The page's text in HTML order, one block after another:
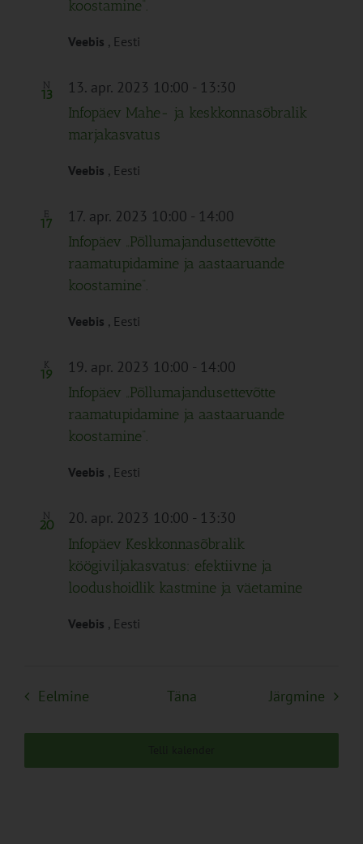
koostamine“.
Veebis , Eesti
N
13 13. apr. 2023 10:00 - 13:30
Infopäev Mahe- ja keskkonnasõbralik
marjakasvatus
Veebis , Eesti
E
17 17. apr. 2023 10:00 - 14:00
Infopäev „Põllumajandusettevõtte
raamatupidamine ja aastaaruande
koostamine“.
Veebis , Eesti
K
19 19. apr. 2023 10:00 - 14:00
Infopäev „Põllumajandusettevõtte
raamatupidamine ja aastaaruande
koostamine“.
Veebis , Eesti
N
20 20. apr. 2023 10:00 - 13:30
Infopäev Keskkonnasõbralik
köögiviljakasvatus: efektiivne ja
loodushoidlik kastmine ja väetamine
Veebis , Eesti
EelmineSündmused Täna Järgmine